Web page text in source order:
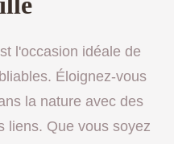
l'occasion idéale de
Éloignez-vous
la nature avec des
liens. Que vous soyez